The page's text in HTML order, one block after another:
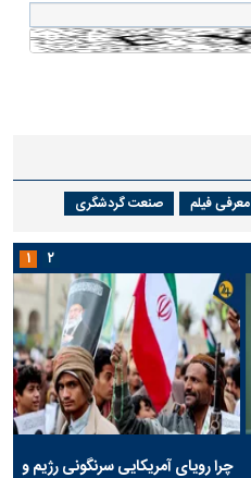
معرفی فیلم صنعت گردشگری
چرا رویای آمریکایی سرنگونی رژیم و
۱ ۲